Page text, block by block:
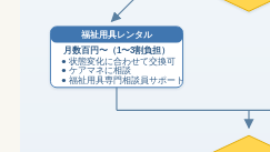
福祉用具レンタル
月数百円〜（1〜3割負担）
● 状態変化に合わせて交換可
● ケアマネに相談
● 福祉用具専門相談員サポート